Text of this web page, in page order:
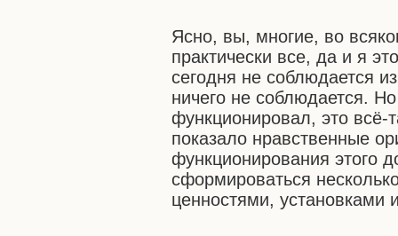
Ясно, вы, многие, во
практически все, да и я
сегодня не соблюдается
ничего не соблюдается.
функционировал, это всё-
показало нравственные
функционирования этого
сформироваться
ценностями,